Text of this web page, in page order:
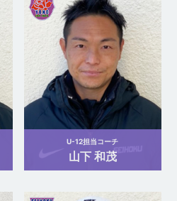
U-12担当コーチ
山下 和茂